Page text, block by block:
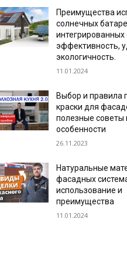
Преимущества
солнечных
эффективность,
экологичность.
11.01.2024
Выбор и правила
краски для
полезные советы
особенности
26.11.2023
Натуральные
фасадных
использование и
преимущества
11.01.2024